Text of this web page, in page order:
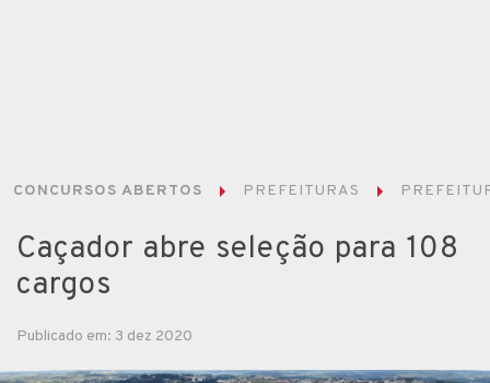
CONCURSOS ABERTOS PREFEITURAS
Caçador abre seleção para 108
cargos
Publicado em: 3 dez 2020